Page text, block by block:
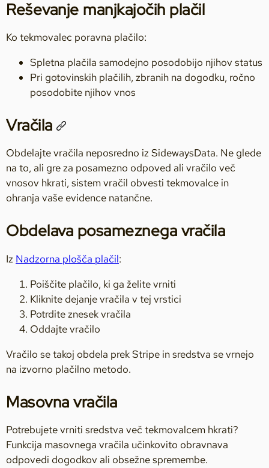
Reševanje manjkajočih plačil
Ko tekmovalec poravna plačilo:
Spletna plačila samodejno posodobijo njihov status
Pri gotovinskih plačilih, zbranih na dogodku, ročno
posodobite njihov vnos
Vračila
Obdelajte vračila neposredno iz SidewaysData. Ne glede
na to, ali gre za posamezno odpoved ali vračilo več
vnosov hkrati, sistem vračil obvesti tekmovalce in
ohranja vaše evidence natančne.
Obdelava posameznega vračila
Iz Nadzorna plošča plačil:
Poiščite plačilo, ki ga želite vrniti
Kliknite dejanje vračila v tej vrstici
Potrdite znesek vračila
Oddajte vračilo
Vračilo se takoj obdela prek Stripe in sredstva se vrnejo
na izvorno plačilno metodo.
Masovna vračila
Potrebujete vrniti sredstva več tekmovalcem hkrati?
Funkcija masovnega vračila učinkovito obravnava
odpovedi dogodkov ali obsežne spremembe.